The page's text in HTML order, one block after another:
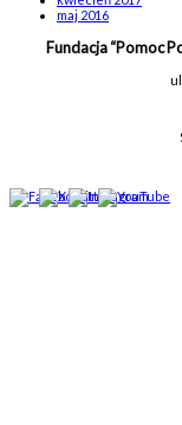
maj 2016
Fundacja “Pomoc